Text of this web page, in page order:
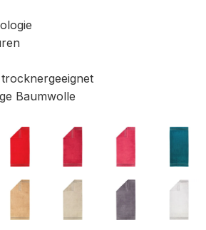
Baumwolle